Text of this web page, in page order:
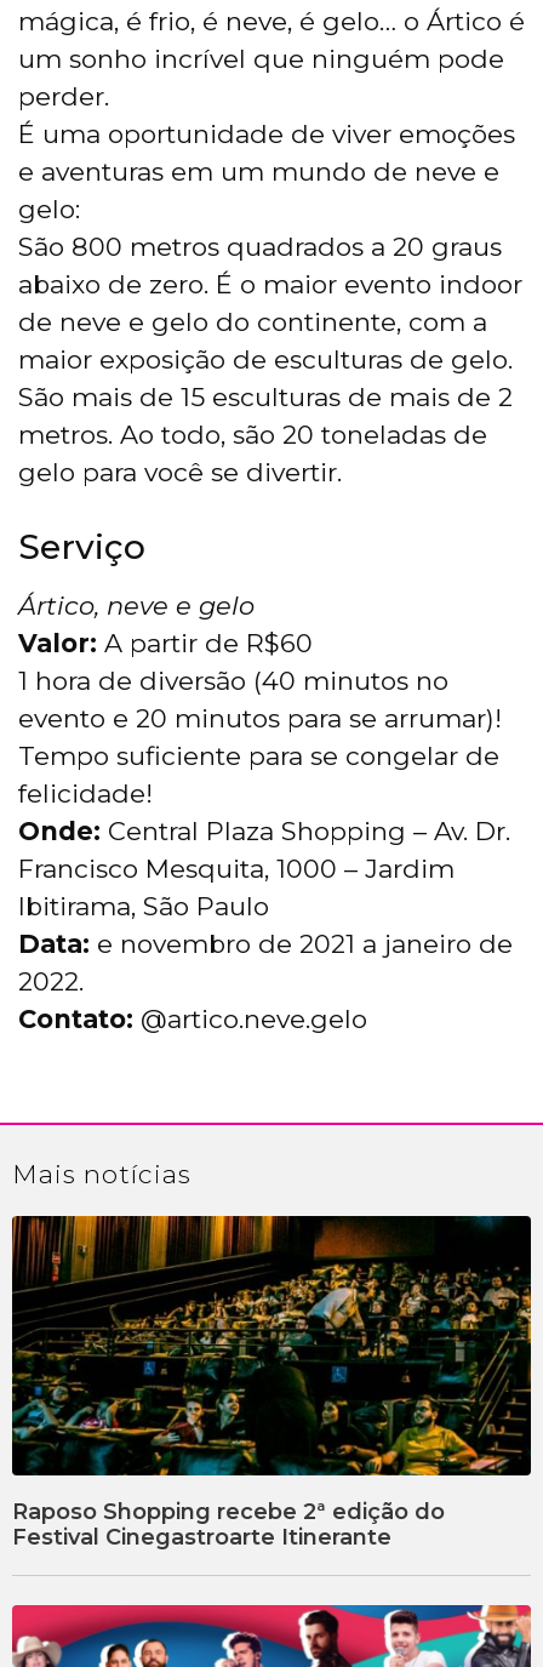
mágica, é frio, é neve, é gelo… o Ártico é
um sonho incrível que ninguém pode
perder.
É uma oportunidade de viver emoções
e aventuras em um mundo de neve e
gelo:
São 800 metros quadrados a 20 graus
abaixo de zero. É o maior evento indoor
de neve e gelo do continente, com a
maior exposição de esculturas de gelo.
São mais de 15 esculturas de mais de 2
metros. Ao todo, são 20 toneladas de
gelo para você se divertir.
Serviço
Ártico, neve e gelo
Valor: A partir de R$60
1 hora de diversão (40 minutos no
evento e 20 minutos para se arrumar)!
Tempo suficiente para se congelar de
felicidade!
Onde: Central Plaza Shopping – Av. Dr.
Francisco Mesquita, 1000 – Jardim
Ibitirama, São Paulo
Data: e novembro de 2021 a janeiro de
2022.
Contato: @artico.neve.gelo
Mais notícias
Raposo Shopping recebe 2ª edição do
Festival Cinegastroarte Itinerante